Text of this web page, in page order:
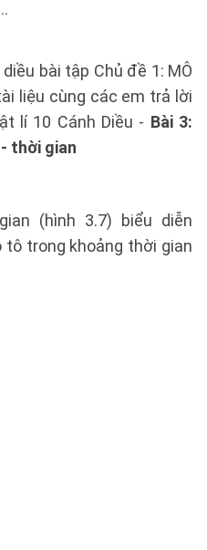
bài tập Chủ đề 1: MÔ
liệu cùng các em trả lời
lí 10 Cánh Diều - Bài 3:
thời gian
(hình 3.7) biểu diễn
trong khoảng thời gian